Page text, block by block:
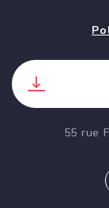
55 rue